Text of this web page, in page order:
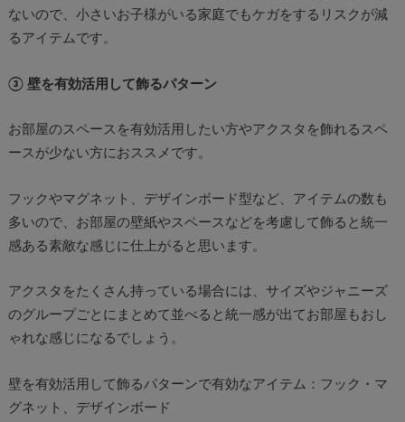
ないので、小さいお子様がいる家庭でもケガをするリスクが減
るアイテムです。
③ 壁を有効活用して飾るパターン
お部屋のスペースを有効活用したい方やアクスタを飾れるスペ
ースが少ない方におススメです。
フックやマグネット、デザインボード型など、アイテムの数も
多いので、お部屋の壁紙やスペースなどを考慮して飾ると統一
感ある素敵な感じに仕上がると思います。
アクスタをたくさん持っている場合には、サイズやジャニーズ
のグループごとにまとめて並べると統一感が出てお部屋もおし
ゃれな感じになるでしょう。
壁を有効活用して飾るパターンで有効なアイテム：フック・マ
グネット、デザインボード